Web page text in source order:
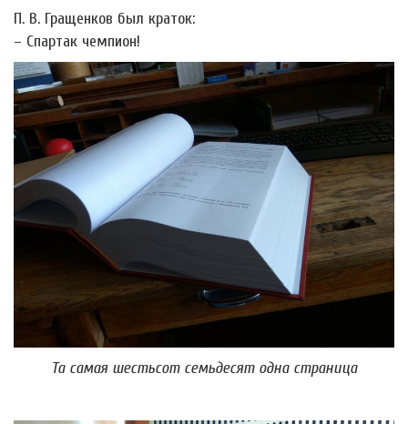
П. В. Гращенков был краток:
– Спартак чемпион!
Та самая шестьсот семьдесят одна страница